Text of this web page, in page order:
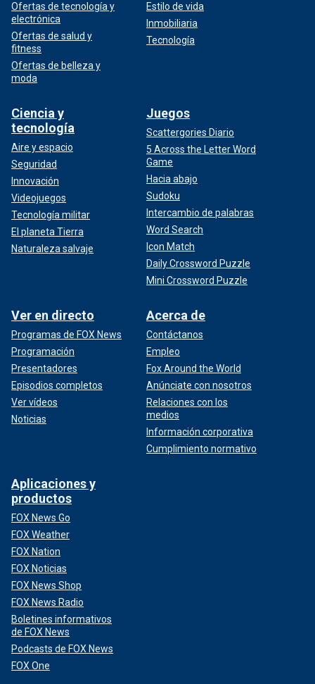
Ofertas de tecnología y
electrónica
Ofertas de salud y
fitness
Ofertas de belleza y
moda
Estilo de vida
Inmobiliaria
Tecnología
Ciencia y
tecnología
Aire y espacio
Seguridad
Innovación
Videojuegos
Tecnología militar
El planeta Tierra
Naturaleza salvaje
Juegos
Scattergories Diario
5 Across the Letter Word
Game
Hacia abajo
Sudoku
Intercambio de palabras
Word Search
Icon Match
Daily Crossword Puzzle
Mini Crossword Puzzle
Ver en directo
Programas de FOX News
Programación
Presentadores
Episodios completos
Ver vídeos
Noticias
Acerca de
Contáctanos
Empleo
Fox Around the World
Anúnciate con nosotros
Relaciones con los
medios
Información corporativa
Cumplimiento normativo
Aplicaciones y
productos
FOX News Go
FOX Weather
FOX Nation
FOX Noticias
FOX News Shop
FOX News Radio
Boletines informativos
de FOX News
Podcasts de FOX News
FOX One